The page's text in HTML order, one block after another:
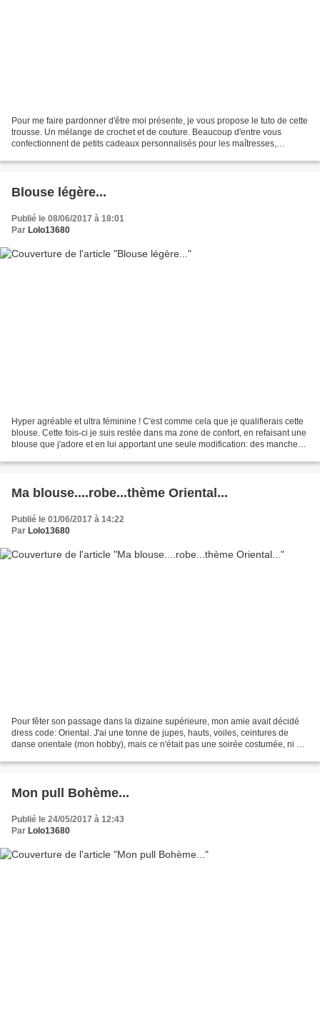
Pour me faire pardonner d'être moi présente, je vous propose le tuto de cette
trousse. Un mélange de crochet et de couture. Beaucoup d'entre vous
confectionnent de petits cadeaux personnalisés pour les maîtresses,
Blouse légère...
Publié le 08/06/2017 à 18:01
Par Lolo13680
Hyper agréable et ultra féminine ! C'est comme cela que je qualifierais cette
blouse. Cette fois-ci je suis restée dans ma zone de confort, en refaisant une
blouse que j'adore et en lui apportant une seule modification: des manches.
Ma blouse....robe...thème Oriental...
Publié le 01/06/2017 à 14:22
Par Lolo13680
Pour fêter son passage dans la dizaine supérieure, mon amie avait décidé
dress code: Oriental. J'ai une tonne de jupes, hauts, voiles, ceintures de
danse orientale (mon hobby), mais ce n'était pas une soirée costumée, ni un
Mon pull Bohème...
Publié le 24/05/2017 à 12:43
Par Lolo13680